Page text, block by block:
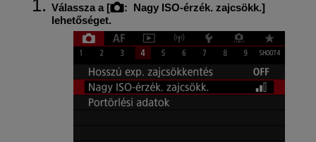
Válassza a [ : Nagy ISO-érzék. zajcsökk.]
lehetőséget.